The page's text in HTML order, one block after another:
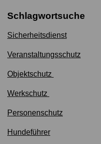
Schlagwortsuche
Sicherheitsdienst
Veranstaltungsschutz
Objektschutz
Werkschutz
Personenschutz
Hundeführer